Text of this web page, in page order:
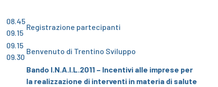
08.45
09.15
Registrazione partecipanti
09.15
09.30
Benvenuto di Trentino Sviluppo
Bando I.N.A.I.L.2011 – Incentivi alle imprese per
la realizzazione di interventi in materia di salute